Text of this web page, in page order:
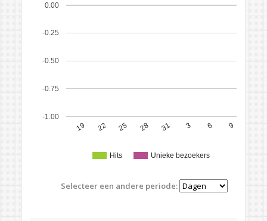
Hits Unieke bezoekers
9
6
3
31
28
25
22
19
-1.00
-0.75
-0.50
-0.25
0.00
Selecteer een andere periode: